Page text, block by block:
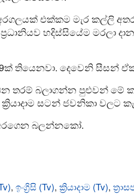
එක්කම මැර කල්ලි
හදිස්සියේම මරලා
තියෙනවා. දෙවෙනි සීසන්
බලාගන්න පුළුවන් මේ කතා
සටන් ජවනිකා වලට
බලන්නකෝ.
, ඉංග්‍රිසි (Tv), ක්‍රියාදාම (Tv),